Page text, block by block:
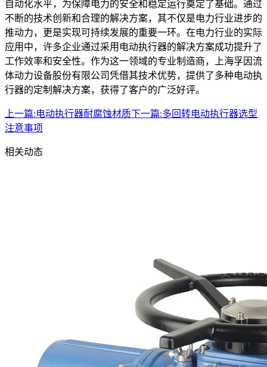
自动化水平，为保障电力的安全和稳定运行奠定了基础。通过
不断的技术创新和合理的解决方案，其不仅是电力行业进步的
推动力，更是实现可持续发展的重要一环。在电力行业的实际
应用中，许多企业通过采用电动执行器的解决方案成功提升了
工作效率和安全性。作为这一领域的专业制造商，上海孚因流
体动力设备股份有限公司凭借其技术优势，提供了多种电动执
行器的定制解决方案，获得了客户的广泛好评。
上一篇:电动执行器耐腐蚀材质下一篇:多回转电动执行器选型
注意事项
相关动态